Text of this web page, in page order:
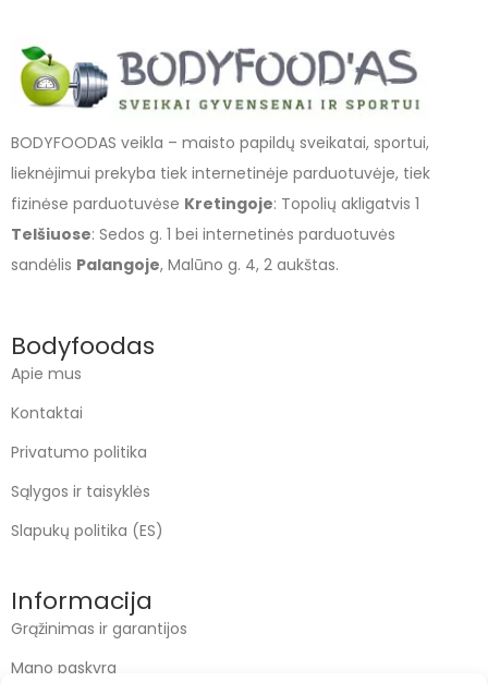
BODYFOODAS veikla – maisto papildų sveikatai, sportui,
lieknėjimui prekyba tiek internetinėje parduotuvėje, tiek
fizinėse parduotuvėse Kretingoje: Topolių akligatvis 1
Telšiuose: Sedos g. 1 bei internetinės parduotuvės
sandėlis Palangoje, Malūno g. 4, 2 aukštas.
Bodyfoodas
Apie mus
Kontaktai
Privatumo politika
Sąlygos ir taisyklės
Slapukų politika (ES)
Informacija
Grąžinimas ir garantijos
Mano paskyra